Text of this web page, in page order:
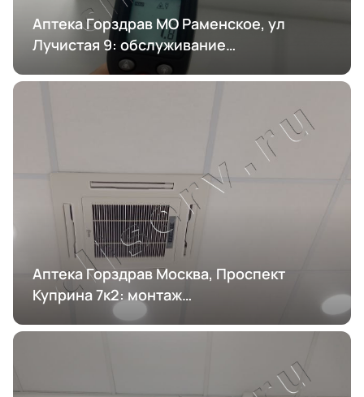
Аптека Горздрав МО Раменское, ул
Лучистая 9: обслуживание
кондиционирования
Аптека Горздрав Москва, Проспект
Куприна 7к2: монтаж
кондиционирования